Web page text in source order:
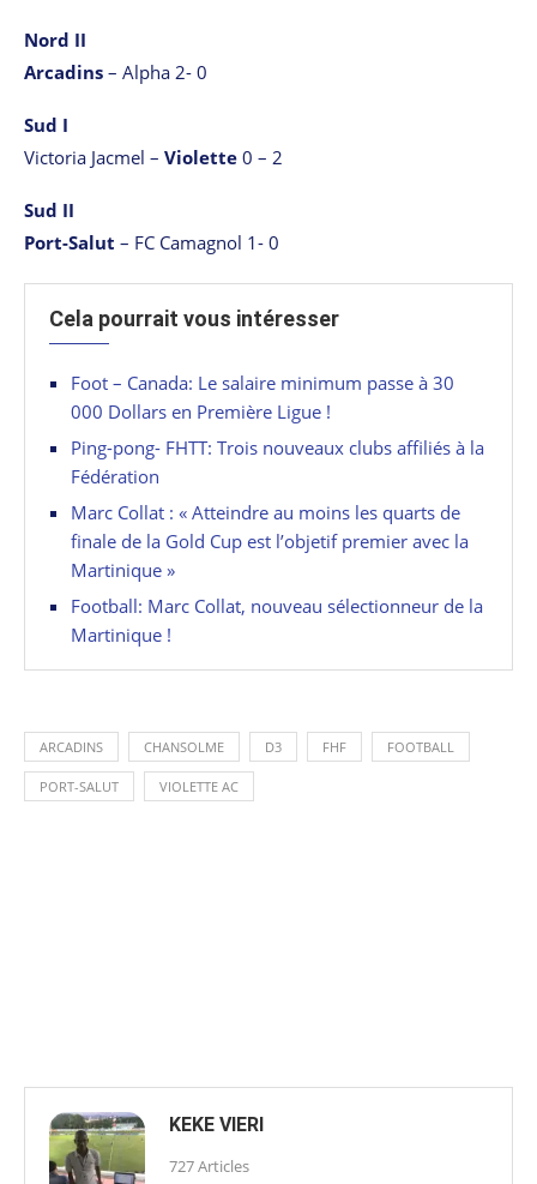
Nord II
Arcadins – Alpha 2- 0
Sud I
Victoria Jacmel – Violette 0 – 2
Sud II
Port-Salut – FC Camagnol 1- 0
Cela pourrait vous intéresser
Foot – Canada: Le salaire minimum passe à 30
000 Dollars en Première Ligue !
Ping-pong- FHTT: Trois nouveaux clubs affiliés à la
Fédération
Marc Collat : « Atteindre au moins les quarts de
finale de la Gold Cup est l’objetif premier avec la
Martinique »
Football: Marc Collat, nouveau sélectionneur de la
Martinique !
ARCADINS CHANSOLME D3 FHF FOOTBALL
PORT-SALUT VIOLETTE AC
KEKE VIERI
727 Articles